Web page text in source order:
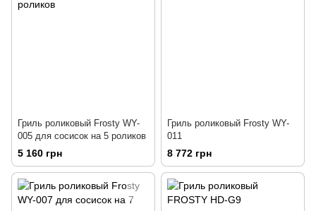
Гриль роликовый Frosty WY-
005 для сосисок на 5 роликов
5 160 грн
Гриль роликовый Frosty WY-
011
8 772 грн